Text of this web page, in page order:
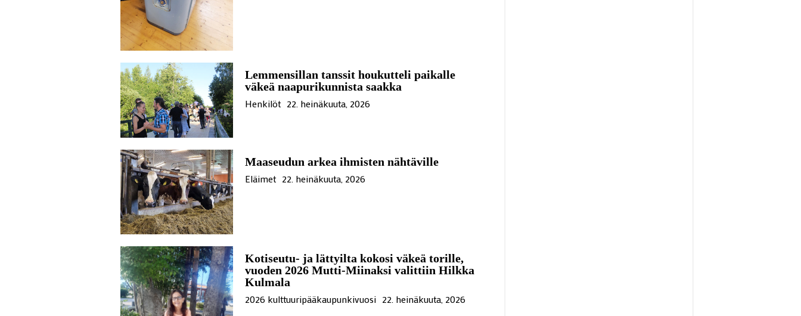
Lemmensillan tanssit houkutteli paikalle
väkeä naapurikunnista saakka
Henkilöt 22. heinäkuuta, 2026
Maaseudun arkea ihmisten nähtäville
Eläimet 22. heinäkuuta, 2026
Kotiseutu- ja lättyilta kokosi väkeä torille,
vuoden 2026 Mutti-Miinaksi valittiin Hilkka
Kulmala
2026 kulttuuripääkaupunkivuosi 22. heinäkuuta, 2026